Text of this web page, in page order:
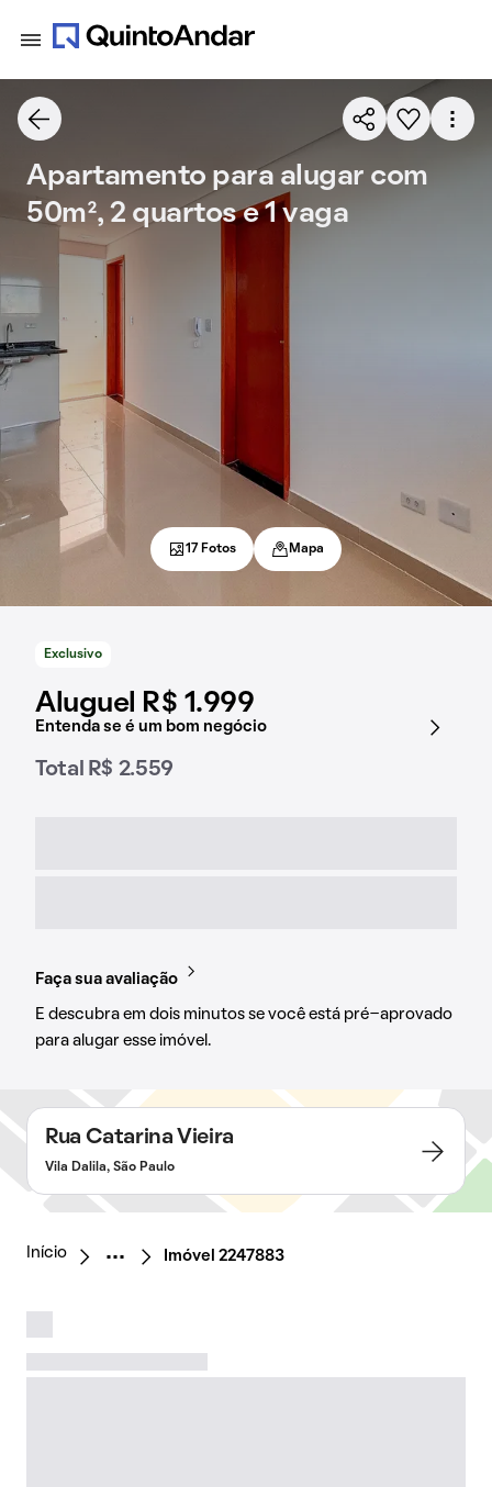
Exclusivo
Aluguel R$ 1.999
Entenda se é um bom negócio
Total R$ 2.559
Faça sua avaliação
E descubra em dois minutos se você está pré-aprovado
para alugar esse imóvel.
Apartamento para alugar com
50m², 2 quartos e 1 vaga
17 Fotos Mapa
Rua Catarina Vieira
Vila Dalila, São Paulo
Início Imóvel 2247883